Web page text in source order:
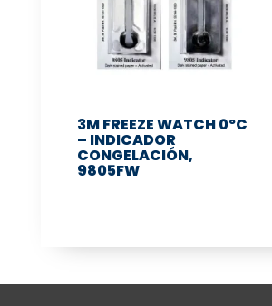
3M FREEZE WATCH 0ºC
– INDICADOR
CONGELACIÓN,
9805FW